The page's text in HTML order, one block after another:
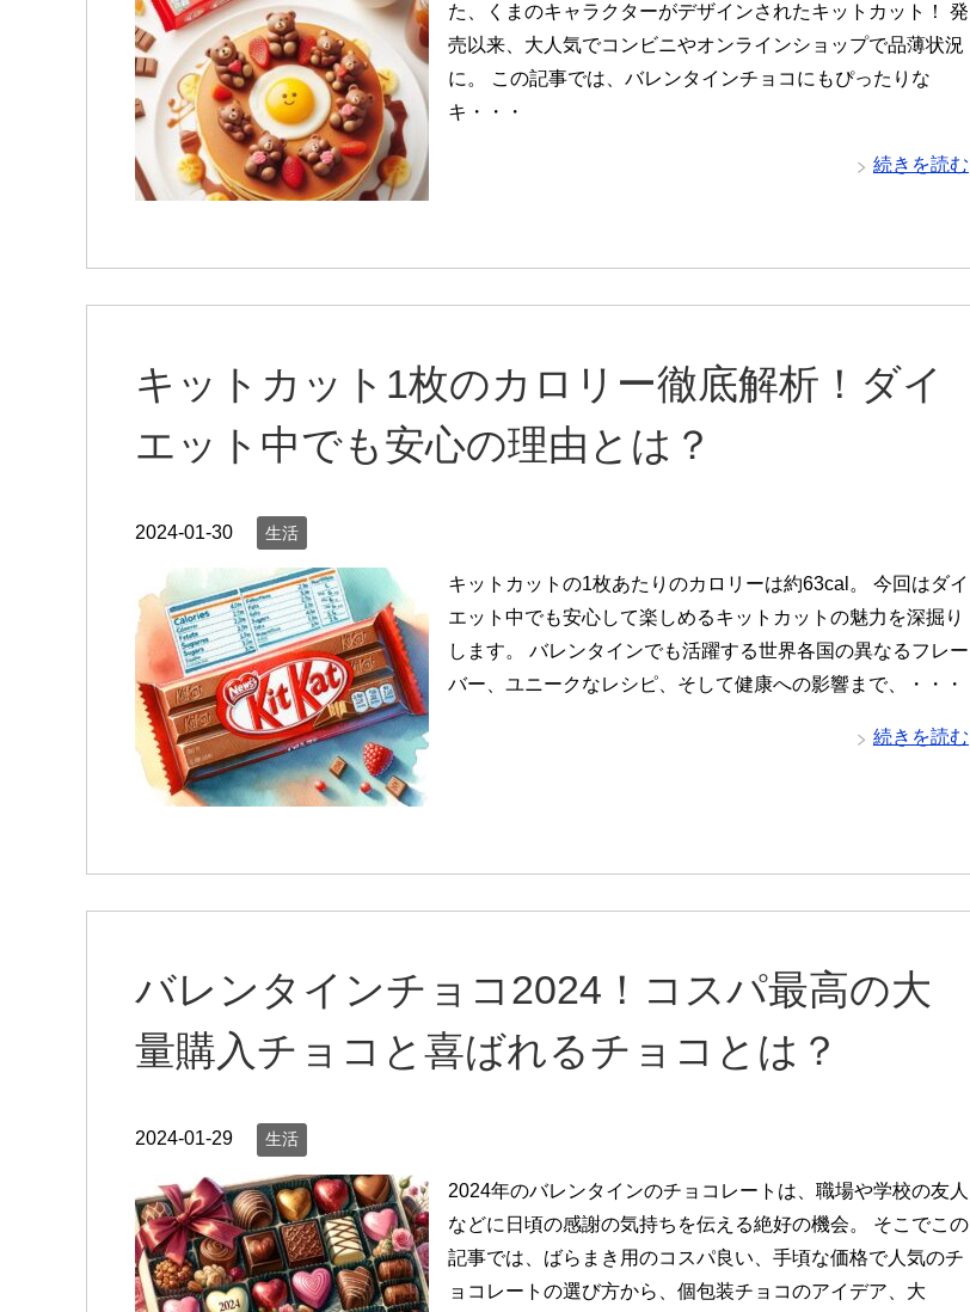
た、くまのキャラクターがデザインされたキットカット！ 発
売以来、大人気でコンビニやオンラインショップで品薄状況
に。 この記事では、バレンタインチョコにもぴったりな
キ・・・
続きを読む
キットカット1枚のカロリー徹底解析！ダイ
エット中でも安心の理由とは？
2024-01-30 生活
キットカットの1枚あたりのカロリーは約63cal。 今回はダイ
エット中でも安心して楽しめるキットカットの魅力を深掘り
します。 バレンタインでも活躍する世界各国の異なるフレー
バー、ユニークなレシピ、そして健康への影響まで、・・・
続きを読む
バレンタインチョコ2024！コスパ最高の大
量購入チョコと喜ばれるチョコとは？
2024-01-29 生活
2024年のバレンタインのチョコレートは、職場や学校の友人
などに日頃の感謝の気持ちを伝える絶好の機会。 そこでこの
記事では、ばらまき用のコスパ良い、手頃な価格で人気のチ
ョコレートの選び方から、個包装チョコのアイデア、大